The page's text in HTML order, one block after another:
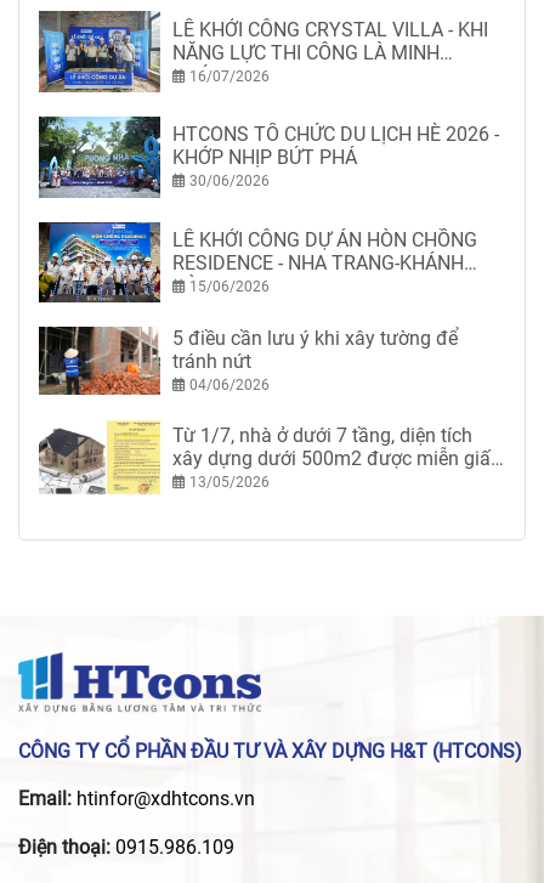
LỄ KHỞI CÔNG CRYSTAL VILLA - KHI
NĂNG LỰC THI CÔNG LÀ MINH
CHỨNG
16/07/2026
HTCONS TỔ CHỨC DU LỊCH HÈ 2026 -
KHỚP NHỊP BỨT PHÁ
30/06/2026
LỄ KHỞI CÔNG DỰ ÁN HÒN CHỒNG
RESIDENCE - NHA TRANG-KHÁNH
HÒA15/06/2026
5 điều cần lưu ý khi xây tường để
tránh nứt
04/06/2026
Từ 1/7, nhà ở dưới 7 tầng, diện tích
xây dựng dưới 500m2 được miễn giấy
phép xây dựng
13/05/2026
CÔNG TY CỔ PHẦN ĐẦU TƯ VÀ XÂY DỰNG H&T (HTCONS)
Email: htinfor@xdhtcons.vn
Điện thoại: 0915.986.109